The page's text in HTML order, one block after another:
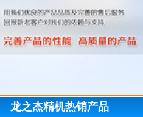
龙之杰精机热销产品